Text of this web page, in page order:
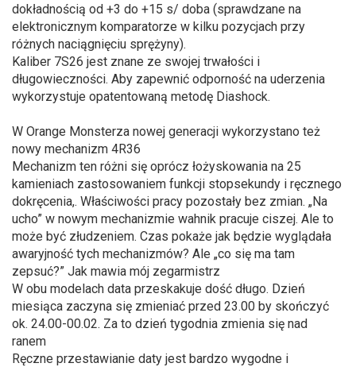
dokładnością od +3 do +15 s/ doba (sprawdzane na
elektronicznym komparatorze w kilku pozycjach przy
różnych naciągnięciu sprężyny).
Kaliber 7S26 jest znane ze swojej trwałości i
długowieczności. Aby zapewnić odporność na uderzenia
wykorzystuje opatentowaną metodę Diashock.
W Orange Monsterza nowej generacji wykorzystano też
nowy mechanizm 4R36
Mechanizm ten różni się oprócz łożyskowania na 25
kamieniach zastosowaniem funkcji stopsekundy i ręcznego
dokręcenia,. Właściwości pracy pozostały bez zmian. „Na
ucho” w nowym mechanizmie wahnik pracuje ciszej. Ale to
może być złudzeniem. Czas pokaże jak będzie wyglądała
awaryjność tych mechanizmów? Ale „co się ma tam
zepsuć?” Jak mawia mój zegarmistrz
W obu modelach data przeskakuje dość długo. Dzień
miesiąca zaczyna się zmieniać przed 23.00 by skończyć
ok. 24.00-00.02. Za to dzień tygodnia zmienia się nad
ranem
Ręczne przestawianie daty jest bardzo wygodne i